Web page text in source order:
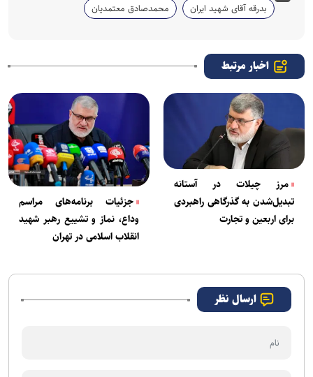
بدرقه آقای شهید ایران
محمدصادق معتمدیان
اخبار مرتبط
مرز چیلات در آستانه
تبدیل‌شدن به گذرگاهی راهبردی
برای اربعین و تجارت
جزئیات برنامه‌های مراسم
وداع، نماز و تشییع رهبر شهید
انقلاب اسلامی در تهران
ارسال نظر